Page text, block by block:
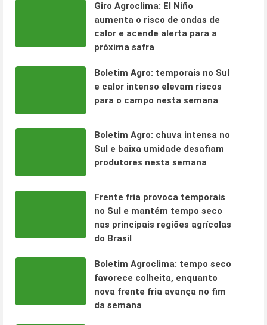
Giro Agroclima: El Niño
aumenta o risco de ondas de
calor e acende alerta para a
próxima safra
Boletim Agro: temporais no Sul
e calor intenso elevam riscos
para o campo nesta semana
Boletim Agro: chuva intensa no
Sul e baixa umidade desafiam
produtores nesta semana
Frente fria provoca temporais
no Sul e mantém tempo seco
nas principais regiões agrícolas
do Brasil
Boletim Agroclima: tempo seco
favorece colheita, enquanto
nova frente fria avança no fim
da semana